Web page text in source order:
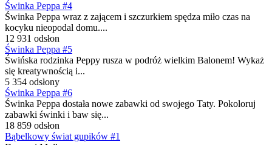
Świnka Peppa #4
Świnka Peppa wraz z zającem i szczurkiem spędza miło czas na
kocyku nieopodal domu....
12 931 odsłon
Świnka Peppa #5
Świńska rodzinka Peppy rusza w podróż wielkim Balonem! Wykaż
się kreatywnością i...
5 354 odsłony
Świnka Peppa #6
Świnka Peppa dostała nowe zabawki od swojego Taty. Pokoloruj
zabawki świnki i baw się...
18 859 odsłon
Bąbelkowy świat gupików #1